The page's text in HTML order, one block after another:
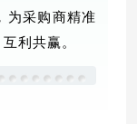
为采购商精准
利共赢。